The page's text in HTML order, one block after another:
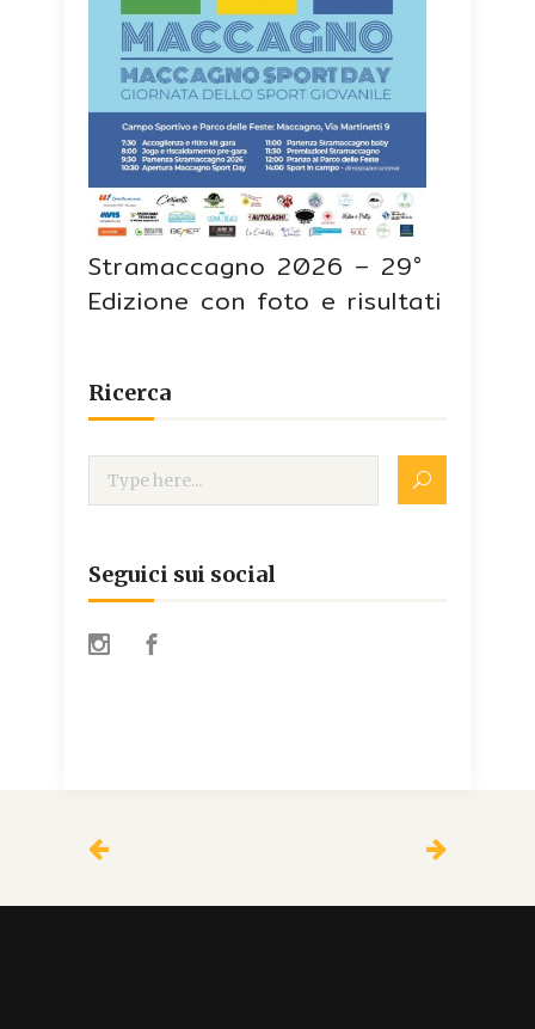
Stramaccagno 2026 – 29°
Edizione con foto e risultati
Ricerca
Seguici sui social